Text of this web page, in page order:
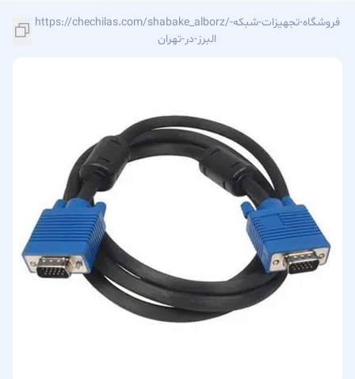
https://chechilas.com/shabake_alborz/فروشگاه-تجهیزات-شبکه-
البرز-در-تهران